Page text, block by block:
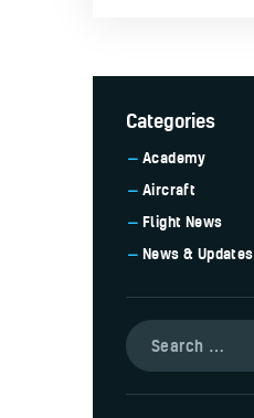
Categories
Academy
Aircraft
Flight News
News & Updates